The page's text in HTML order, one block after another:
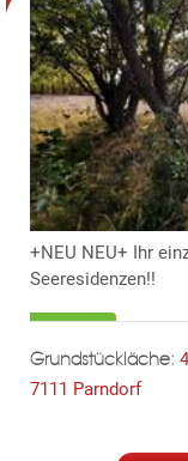
+NEU NEU+ Ihr
Seeresidenzen!!
Grundstückläche:
7111 Parndorf